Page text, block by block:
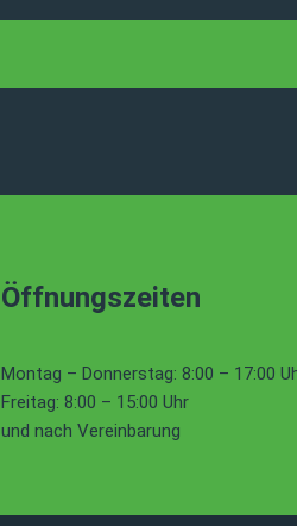
Öffnungszeiten
Montag – Donnerstag: 8:00 – 17:00
Freitag: 8:00 – 15:00 Uhr
und nach Vereinbarung